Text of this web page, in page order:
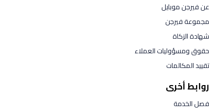
عن فيرجن موبايل
مجموعة فيرجن
شهادة الزكاة
حقوق ومسؤوليات العملاء
تقييد المكالمات
روابط أخرى
فصل الخدمة